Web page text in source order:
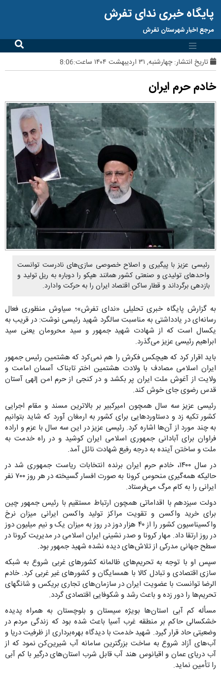
پایگاه خبری ندای تفرش
مرجع اخبار شهرستان تفرش
تاریخ انتشار:چهارشنبه, ۳۱ اردیبهشت ۱۴۰۴ ساعت:8:06
خادم حرم ایران
رئیسی عزیز با پیگیری و اصلاح خصوصی سازی‌های نادرست توانست
واحدهای تولیدی و صنعتی کشور همانند هپکو را دوباره به ریل تولید و
بازدهی برگرداند و قطار ساکن اقتصاد ایران را به حرکت وادارد.
به گزارش پایگاه خبری تحلیلی «ندای تفرش»؛ سیاوش منظوری فعال
رسانه‌ای در یادداشتی به مناسبت سالگرد شهید رئیسی نوشت: در قریب به
یکسال است که از شهادت شهید جمهور و سید محرومان یعنی سید
ابراهیم رئیسی عزیز می‌گذرد.
باید اقرار کرد که هیچکس فکرش را هم نمی‌کرد که هشتمین رئیس جمهور
ایران اسلامی مصادف با ولادت هشتمین اختر تابناک آسمان امامت و
ولایت از آغوش ملت ایران پر بکشد و در کنجی از حرم امن إلهی آستان
قدس رضوی جای خوش کند.
رئیسی عزیز سه سال همچون امیرکبیر بر بالاترین مسند و مقام اجرایی
کشور تکیه زد و دستاوردهایی برای کشور به ارمغان آورد که شاید بتوانیم
به چند مورد از آن‌ها اشاره کرد. رئیسی عزیز در این سه سال با عزم و اراده
فراوان برای آبادانی جمهوری اسلامی ایران کوشید و در راه خدمت به
ملت و ساختن آینده به درجه رفیع شهادت نائل آمد.
در سال ۱۴۰۰، خادم حرم ایران برنده انتخابات ریاست جمهوری شد در
حالیکه همه‌گیری منحوس کرونا به صورت افسار گسیخته در هر روز ۷۰۰ نفر
ایرانی را به کام مرگ می‌فرستاد.
دولت سیزدهم با اقداماتی همچون ارتباط مستقیم با رئیس جمهور چین
برای خرید واکسن و تقویت مراکز تولید واکسن ایرانی میزان نرخ
واکسیناسیون کشور را از ۴۰ هزار دوز در روز به میزان یک و نیم میلیون دوز
در روز ارتقا داد. مهار کرونا و صدر نشینی ایران اسلامی در مدیریت کرونا در
سطح جهانی مدرکی از تلاش‌های دیده نشده شهید جمهور بود.
سپس او با توجه به تحریم‌های ظالمانه کشورهای غربی شروع به شبکه
سازی اقتصادی و تبادل کالا با همسایگان و کشورهای غیر غربی کرد. خادم
الرضا توانست با عضویت ایران در سازمان‌های تجاری بریکس و شانگهای
تحریم‌ها را دور زده و باعث رشد و شکوفایی اقتصادی گردد.
مسأله کم آبی استان‌ها بویژه سیستان و بلوچستان به همراه پدیده
خشکسالی حاکم بر منطقه غرب آسیا باعث شده بود که زندگی مردم در
وضعیتی حاد قرار گیرد. شهید خدمت با دیدگاه بهره‌برداری از ظرفیت دریا و
آب‌های آزاد شروع به ساخت بزرگترین سامانه آب شیرین‌کن نمود که از
آب دریای عمان و اقیانوس هند آب قابل شرب استان‌های درگیر با کم آبی
را تأمین نماید.